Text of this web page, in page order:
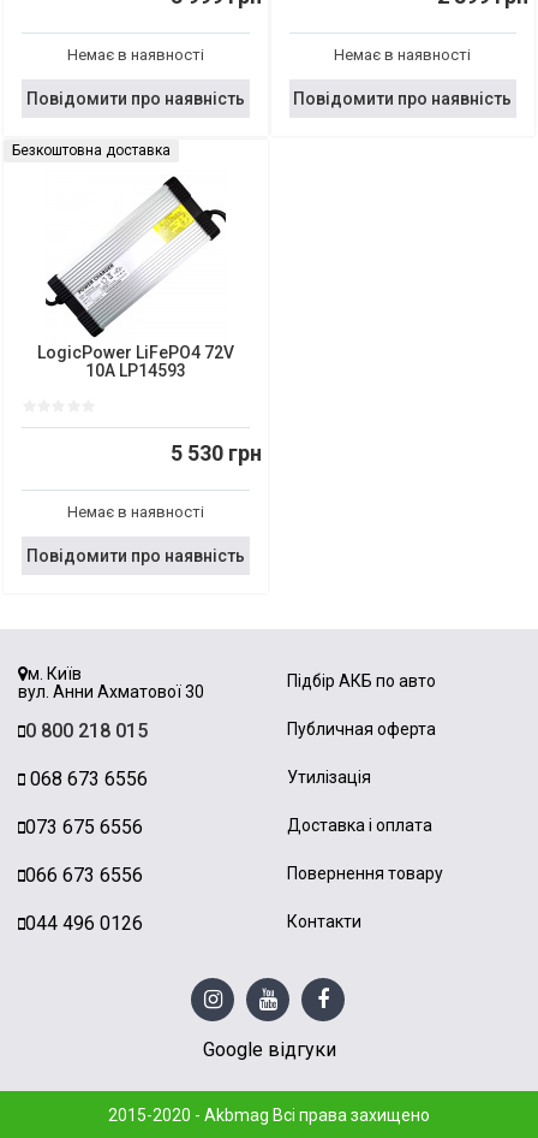
Немає в наявності
Повідомити про наявність
Немає в наявності
Повідомити про наявність
Безкоштовна доставка
LogicPower LiFePO4 72V
10A LP14593
5 530 грн
Немає в наявності
Повідомити про наявність
м. Київ
вул. Анни Ахматової 30
0 800 218 015
068 673 6556
073 675 6556
066 673 6556
044 496 0126
Підбір АКБ по авто
Публичная оферта
Утилізація
Доставка і оплата
Повернення товару
Контакти
Google відгуки
2015-2020 - Akbmag Всі права захищено